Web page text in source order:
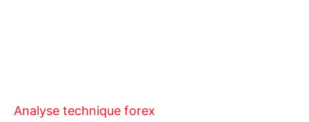
Analyse technique forex